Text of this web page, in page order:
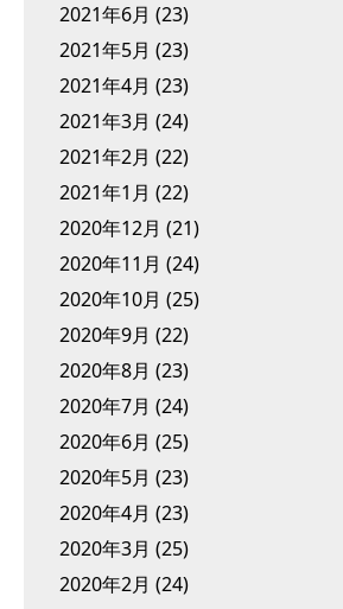
2021年6月 (23)
2021年5月 (23)
2021年4月 (23)
2021年3月 (24)
2021年2月 (22)
2021年1月 (22)
2020年12月 (21)
2020年11月 (24)
2020年10月 (25)
2020年9月 (22)
2020年8月 (23)
2020年7月 (24)
2020年6月 (25)
2020年5月 (23)
2020年4月 (23)
2020年3月 (25)
2020年2月 (24)